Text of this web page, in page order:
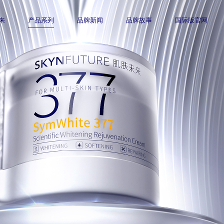
产品系列 品牌新闻 品牌故事 国际版官网